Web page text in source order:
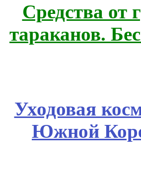
Средства от
тараканов.
Уходовая
Южной